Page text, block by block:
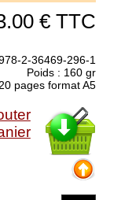
€ TTC
2-36469-296-1
Poids : 160 gr
pages format A5